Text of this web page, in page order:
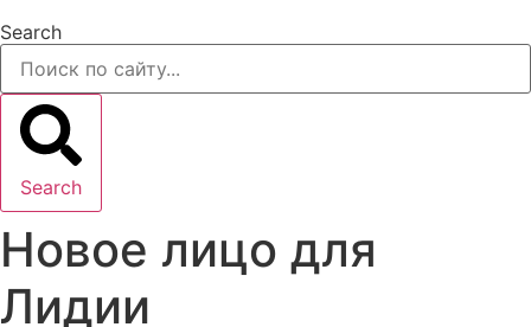
Search
Search
Новое лицо для
Лидии